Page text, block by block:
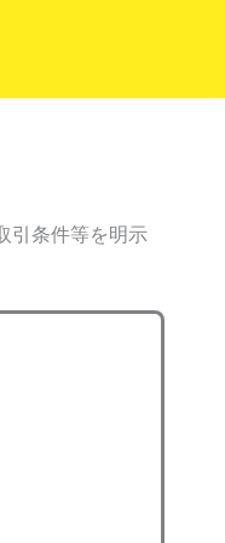
引条件等を明示